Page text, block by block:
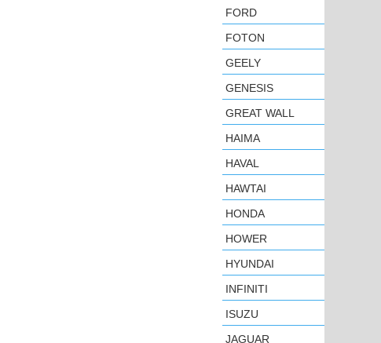
FORD
FOTON
GEELY
GENESIS
GREAT WALL
HAIMA
HAVAL
HAWTAI
HONDA
HOWER
HYUNDAI
INFINITI
ISUZU
JAGUAR